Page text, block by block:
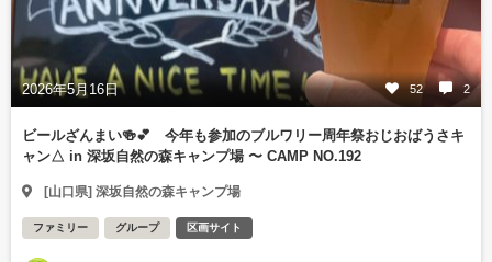
2026年5月16日 52 2
ビールざんまい🍻💕 今年も参加のブルワリー周年祭おじおばうさキ
ャン△ in 深坂自然の森キャンプ場 〜 CAMP NO.192
[山口県] 深坂自然の森キャンプ場
ファミリー グループ 区画サイト